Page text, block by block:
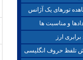
تورهای یک آژانس
و مناسبت ها
ارز
تلفظ حروف انگلیسی